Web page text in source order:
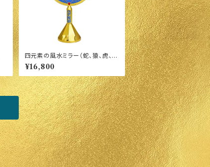
四元素の風水ミラー（蛇、猿、虎、
猪）
¥16,800